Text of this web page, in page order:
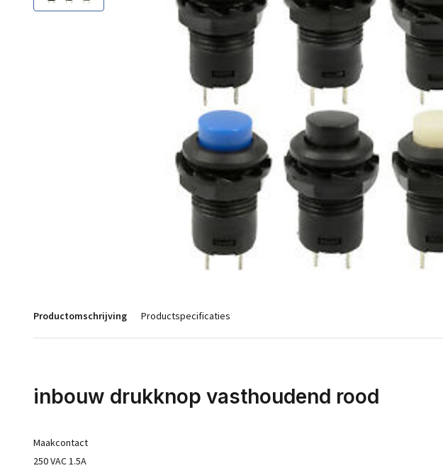
Productomschrijving Productspecificaties
inbouw drukknop vasthoudend rood
Maakcontact
250 VAC 1.5A